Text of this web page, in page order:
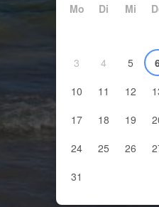
Mo Di Mi
3
4 5
10
11 12
17
18 19
24
25 26
31